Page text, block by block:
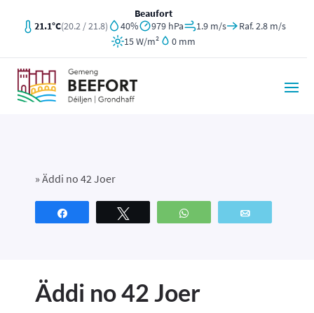
Beaufort
21.1°C(20.2 / 21.8) 40% 979 hPa 1.9 m/s
Raf. 2.8 m/s
15 W/m²
0 mm
» Äddi no 42 Joer
WhatsApp
Äddi no 42 Joer